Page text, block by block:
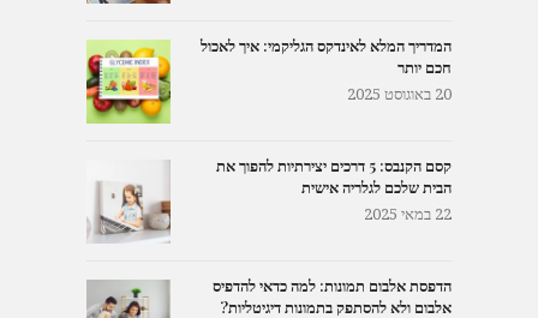
המדריך המלא לאינדקס הגליקמי: איך לאכול
חכם יותר
20 באוגוסט 2025
קסם הקנבס: 5 דרכים יצירתיות להפוך את
הבית שלכם לגלריה אישית
22 במאי 2025
הדפסת אלבום תמונות: למה כדאי להדפיס
אלבום ולא להסתפק בתמונות דיגיטליות?